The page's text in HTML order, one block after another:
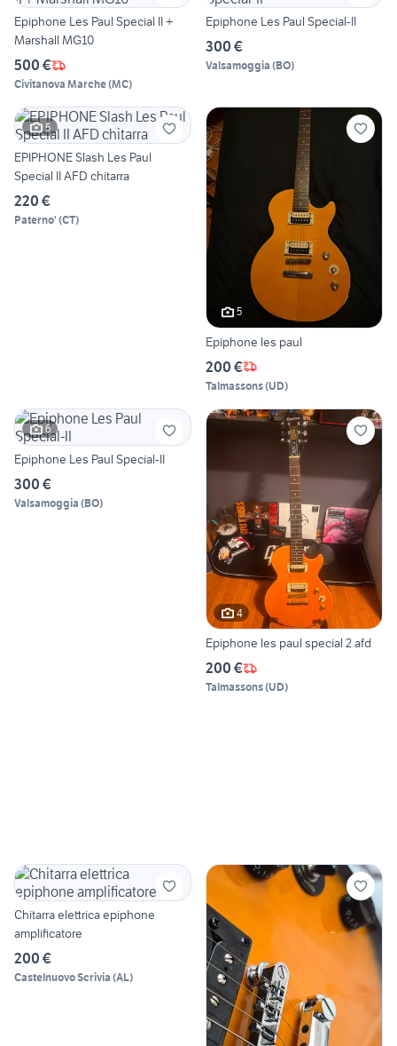
Epiphone Les Paul Special II +
Marshall MG10
500 €
Civitanova Marche(MC)
Epiphone Les Paul Special-II
300 €
Valsamoggia (BO)
5
EPIPHONE Slash Les Paul
Special II AFD chitarra
220 €
Paterno' (CT)
5
Epiphone les paul
200 €
Talmassons(UD)
6
Epiphone Les Paul Special-II
300 €
Valsamoggia (BO)
4
Epiphone les paul special 2 afd
200 €
Talmassons(UD)
Chitarra elettrica epiphone
amplificatore
200 €
Castelnuovo Scrivia (AL)